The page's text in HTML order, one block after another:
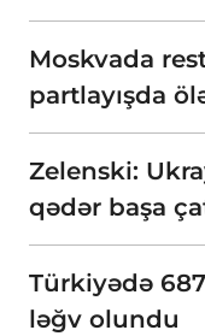
Moskvada
partlayışda
Zelenski:
qədər başa
Türkiyədə
ləğv olundu